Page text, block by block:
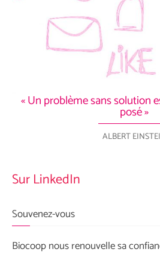
« Un problème sans solution
posé »
ALBERT
Sur LinkedIn
Souvenez-vous
Biocoop nous renouvelle sa